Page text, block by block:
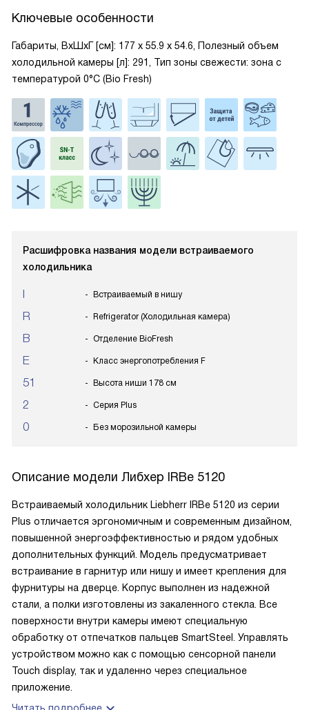
Ключевые особенности
Габариты, ВxШxГ [см]: 177 х 55.9 х 54.6, Полезный объем
холодильной камеры [л]: 291, Тип зоны свежести: зона с
температурой 0°C (Bio Fresh)
Расшифровка названия модели встраиваемого
холодильника
I Встраиваемый в нишу
R Refrigerator (Холодильная камера)
B Отделение BioFresh
E Класс энергопотребления F
51 Высота ниши 178 см
2 Серия Plus
0 Без морозильной камеры
Описание модели Либхер IRBe 5120
Встраиваемый холодильник Liebherr IRBe 5120 из серии
Plus отличается эргономичным и современным дизайном,
повышенной энергоэффективностью и рядом удобных
дополнительных функций. Модель предусматривает
встраивание в гарнитур или нишу и имеет крепления для
фурнитуры на дверце. Корпус выполнен из надежной
стали, а полки изготовлены из закаленного стекла. Все
поверхности внутри камеры имеют специальную
обработку от отпечатков пальцев SmartSteel. Управлять
устройством можно как с помощью сенсорной панели
Touch display, так и удаленно через специальное
приложение.